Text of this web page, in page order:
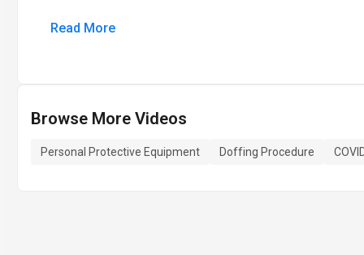
Read More
Browse More Videos
Personal Protective Equipment Doffing Procedure